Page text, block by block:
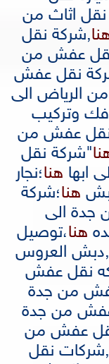
اثاث من
,شركة نقل
عفش من
نقل عفش
الرياض الى
وتركيب
عفش من
"شركة نقل
ابها هنا؛نجار
هنا؛شركة
الى
هنا،توصيل
,دبش العروس
نقل عفش
من جدة
من جدة
عفش من
,شركات نقل